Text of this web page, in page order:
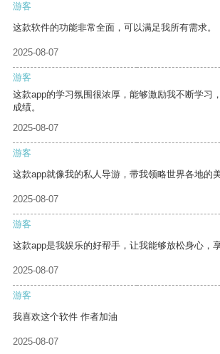
游客
这款软件的功能非常全面，可以满足我所有需求。
2025-08-07
游客
这款app的学习氛围很浓厚，能够激励我不断学习
成绩。
2025-08-07
游客
这款app就像我的私人导游，带我领略世界各地的美
2025-08-07
游客
这款app是我娱乐的好帮手，让我能够放松身心，
2025-08-07
游客
我喜欢这个软件 作者加油
2025-08-07